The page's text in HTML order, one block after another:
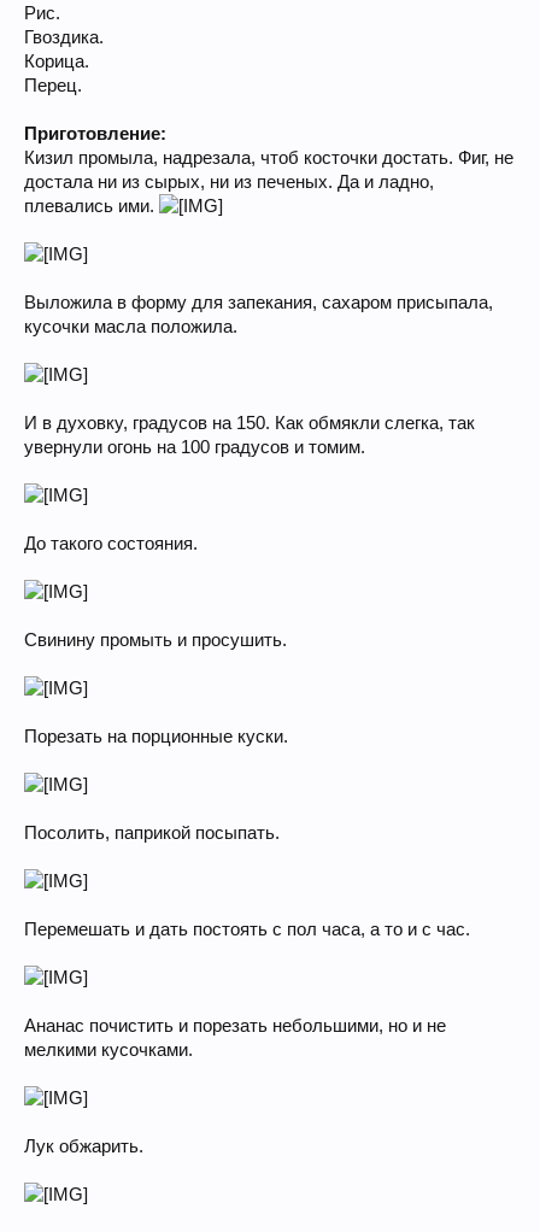
Рис.
Гвоздика.
Корица.
Перец.
Приготовление:
Кизил промыла, надрезала, чтоб косточки достать. Фиг, не
достала ни из сырых, ни из печеных. Да и ладно,
плевались ими.
Выложила в форму для запекания, сахаром присыпала,
кусочки масла положила.
И в духовку, градусов на 150. Как обмякли слегка, так
увернули огонь на 100 градусов и томим.
До такого состояния.
Свинину промыть и просушить.
Порезать на порционные куски.
Посолить, паприкой посыпать.
Перемешать и дать постоять с пол часа, а то и с час.
Ананас почистить и порезать небольшими, но и не
мелкими кусочками.
Лук обжарить.